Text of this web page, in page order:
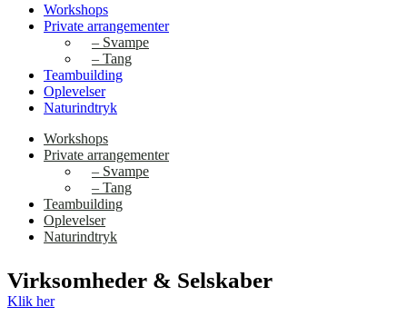
Workshops
Private arrangementer
– Svampe
– Tang
Teambuilding
Oplevelser
Naturindtryk
Workshops
Private arrangementer
– Svampe
– Tang
Teambuilding
Oplevelser
Naturindtryk
Virksomheder & Selskaber
Klik her